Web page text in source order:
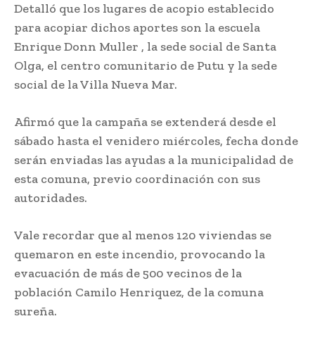
Detalló que los lugares de acopio establecido
para acopiar dichos aportes son la escuela
Enrique Donn Muller , la sede social de Santa
Olga, el centro comunitario de Putu y la sede
social de la Villa Nueva Mar.
Afirmó que la campaña se extenderá desde el
sábado hasta el venidero miércoles, fecha donde
serán enviadas las ayudas a la municipalidad de
esta comuna, previo coordinación con sus
autoridades.
Vale recordar que al menos 120 viviendas se
quemaron en este incendio, provocando la
evacuación de más de 500 vecinos de la
población Camilo Henriquez, de la comuna
sureña.